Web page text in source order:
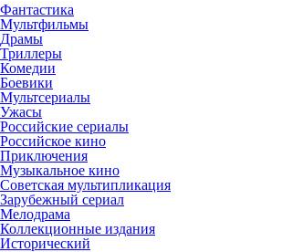
Фантастика
Мультфильмы
Драмы
Триллеры
Комедии
Боевики
Мультсериалы
Ужасы
Российские сериалы
Российское кино
Приключения
Музыкальное кино
Советская мультипликация
Зарубежный сериал
Мелодрама
Коллекционные издания
Исторический